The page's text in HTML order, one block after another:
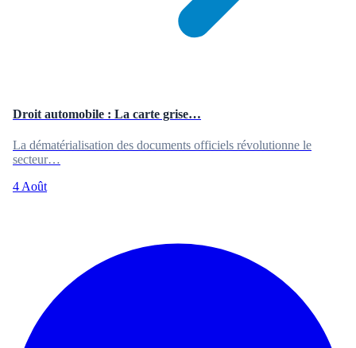
Droit automobile : La carte grise…
La dématérialisation des documents officiels révolutionne le
secteur…
4 Août